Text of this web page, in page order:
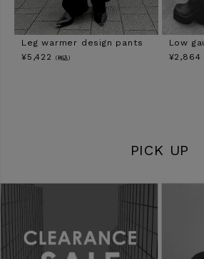
Leg warmer design pants
¥5,422 （税込）
Low
¥2,864
PICK UP